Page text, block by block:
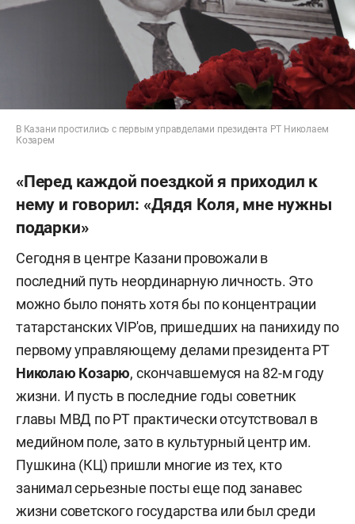
В Казани простились с первым управделами президента РТ Николаем
Козарем
«Перед каждой поездкой я приходил к
нему и говорил: «Дядя Коля, мне нужны
подарки»
Сегодня в центре Казани провожали в
последний путь неординарную личность. Это
можно было понять хотя бы по концентрации
татарстанских VIP'ов, пришедших на панихиду по
первому управляющему делами президента РТ
Николаю Козарю, скончавшемуся на 82-м году
жизни. И пусть в последние годы советник
главы МВД по РТ практически отсутствовал в
медийном поле, зато в культурный центр им.
Пушкина (КЦ) пришли многие из тех, кто
занимал серьезные посты еще под занавес
жизни советского государства или был среди